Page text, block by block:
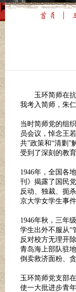
玉环简师在抗
我考入简师，朱
当时简师党的组
员会议，悼念王
共”政策和“清剿
受到了深刻的教
1946年，全国各
刊》揭露了国民
反动、独裁、扼
京大学女学生事
1946年秋，三年
学生出外不服从“
反对校方无理开
青岛海上部队驻
倒卖救济面粉、
玉环简师党支部
使一大批进步青